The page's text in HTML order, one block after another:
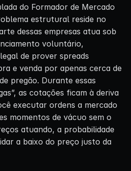
do Formador de Mercado
estrutural reside no
dessas empresas atua sob
voluntário,
de prover spreads
e venda por apenas cerca de
pregão. Durante essas
as cotações ficam à deriva
executar ordens a mercado
momentos de vácuo sem o
atuando, a probabilidade
a baixo do preço justo da